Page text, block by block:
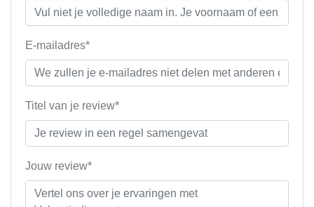
E-mailadres*
Titel van je review*
Jouw review*